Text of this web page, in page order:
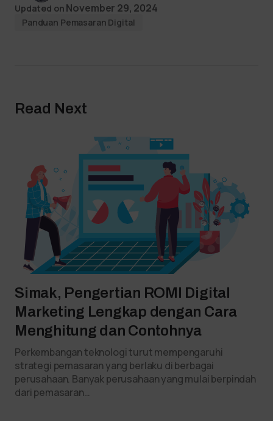
Updated on November 29, 2024
Panduan Pemasaran Digital
Read Next
Simak, Pengertian ROMI Digital
Marketing Lengkap dengan Cara
Menghitung dan Contohnya
Perkembangan teknologi turut mempengaruhi
strategi pemasaran yang berlaku di berbagai
perusahaan. Banyak perusahaan yang mulai berpindah
dari pemasaran…